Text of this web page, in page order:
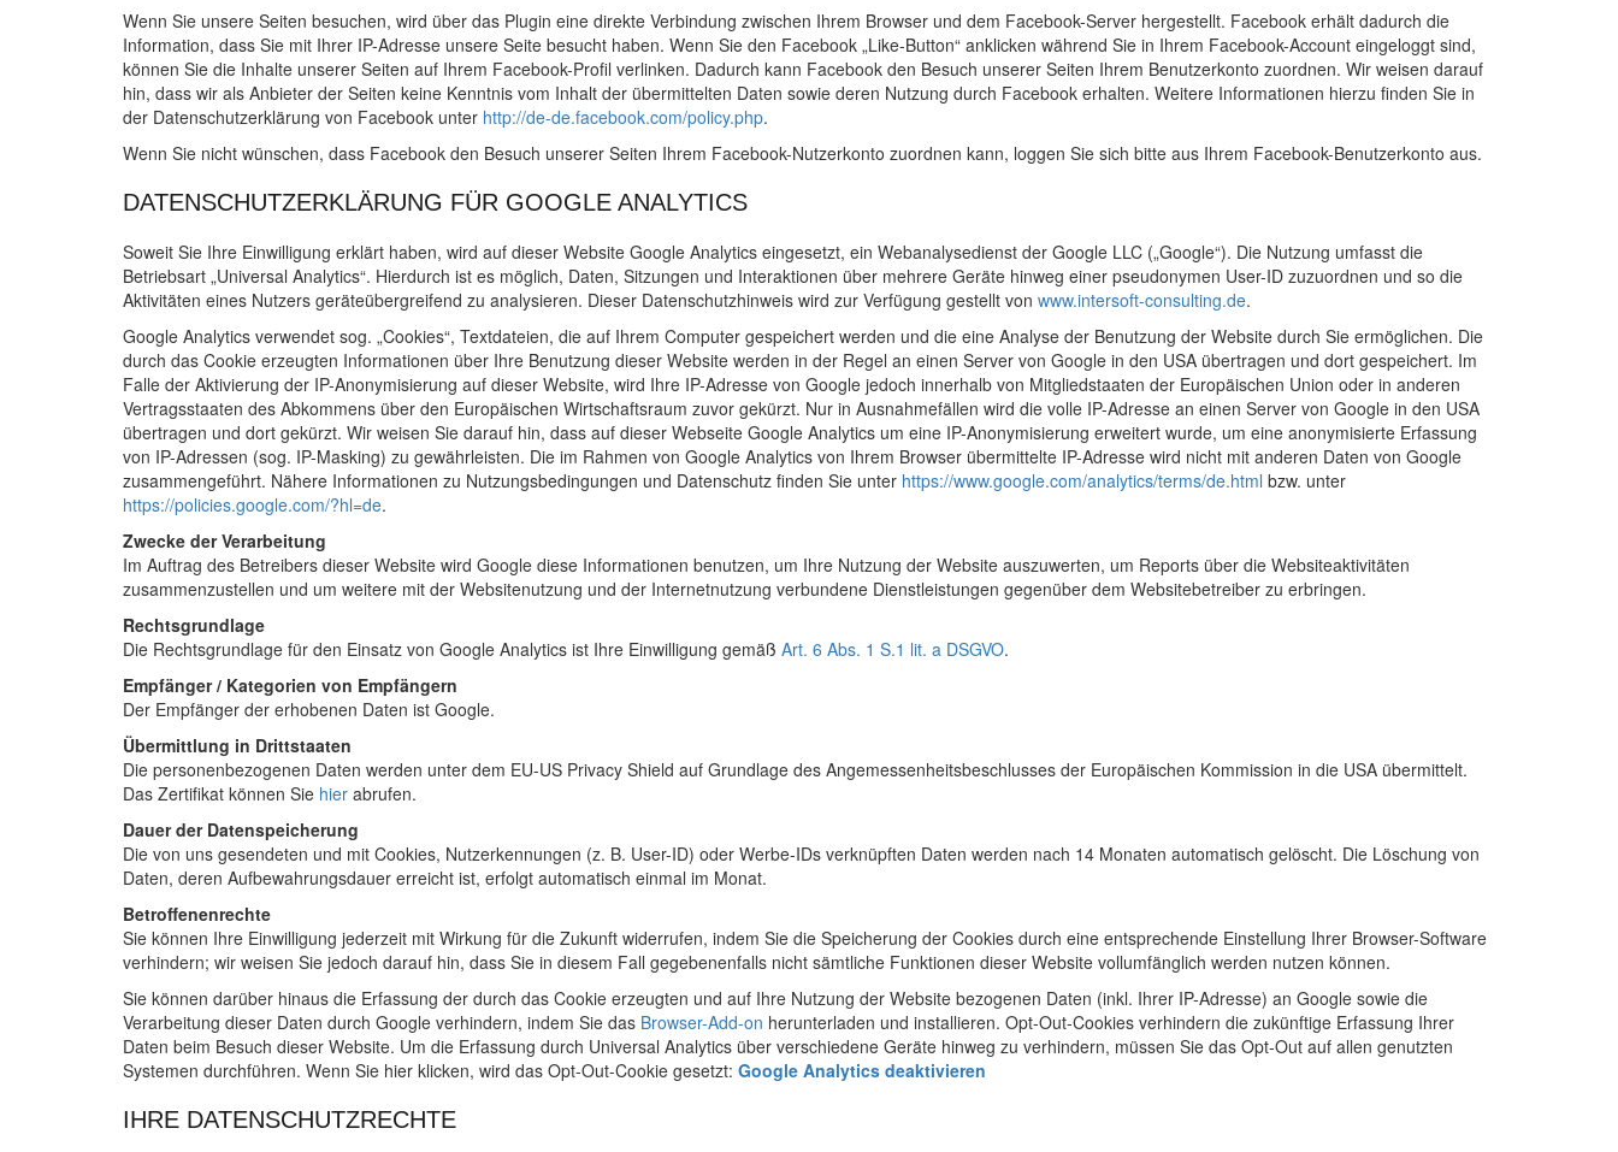
Wenn Sie unsere Seiten besuchen, wird über das Plugin eine direkte Verbindung zwischen Ihrem Browser und dem Facebook-Server hergestellt. Facebook erhält dadurch die
Information, dass Sie mit Ihrer IP-Adresse unsere Seite besucht haben. Wenn Sie den Facebook „Like-Button“ anklicken während Sie in Ihrem Facebook-Account eingeloggt sind,
können Sie die Inhalte unserer Seiten auf Ihrem Facebook-Profil verlinken. Dadurch kann Facebook den Besuch unserer Seiten Ihrem Benutzerkonto zuordnen. Wir weisen darauf
hin, dass wir als Anbieter der Seiten keine Kenntnis vom Inhalt der übermittelten Daten sowie deren Nutzung durch Facebook erhalten. Weitere Informationen hierzu finden Sie in
der Datenschutzerklärung von Facebook unter http://de-de.facebook.com/policy.php.
Wenn Sie nicht wünschen, dass Facebook den Besuch unserer Seiten Ihrem Facebook-Nutzerkonto zuordnen kann, loggen Sie sich bitte aus Ihrem Facebook-Benutzerkonto aus.
DATENSCHUTZERKLÄRUNG FÜR GOOGLE ANALYTICS
Soweit Sie Ihre Einwilligung erklärt haben, wird auf dieser Website Google Analytics eingesetzt, ein Webanalysedienst der Google LLC („Google“). Die Nutzung umfasst die
Betriebsart „Universal Analytics“. Hierdurch ist es möglich, Daten, Sitzungen und Interaktionen über mehrere Geräte hinweg einer pseudonymen User-ID zuzuordnen und so die
Aktivitäten eines Nutzers geräteübergreifend zu analysieren. Dieser Datenschutzhinweis wird zur Verfügung gestellt von www.intersoft-consulting.de.
Google Analytics verwendet sog. „Cookies“, Textdateien, die auf Ihrem Computer gespeichert werden und die eine Analyse der Benutzung der Website durch Sie ermöglichen. Die
durch das Cookie erzeugten Informationen über Ihre Benutzung dieser Website werden in der Regel an einen Server von Google in den USA übertragen und dort gespeichert. Im
Falle der Aktivierung der IP-Anonymisierung auf dieser Website, wird Ihre IP-Adresse von Google jedoch innerhalb von Mitgliedstaaten der Europäischen Union oder in anderen
Vertragsstaaten des Abkommens über den Europäischen Wirtschaftsraum zuvor gekürzt. Nur in Ausnahmefällen wird die volle IP-Adresse an einen Server von Google in den USA
übertragen und dort gekürzt. Wir weisen Sie darauf hin, dass auf dieser Webseite Google Analytics um eine IP-Anonymisierung erweitert wurde, um eine anonymisierte Erfassung
von IP-Adressen (sog. IP-Masking) zu gewährleisten. Die im Rahmen von Google Analytics von Ihrem Browser übermittelte IP-Adresse wird nicht mit anderen Daten von Google
zusammengeführt. Nähere Informationen zu Nutzungsbedingungen und Datenschutz finden Sie unter https://www.google.com/analytics/terms/de.html bzw. unter
https://policies.google.com/?hl=de.
Zwecke der Verarbeitung
Im Auftrag des Betreibers dieser Website wird Google diese Informationen benutzen, um Ihre Nutzung der Website auszuwerten, um Reports über die Websiteaktivitäten
zusammenzustellen und um weitere mit der Websitenutzung und der Internetnutzung verbundene Dienstleistungen gegenüber dem Websitebetreiber zu erbringen.
Rechtsgrundlage
Die Rechtsgrundlage für den Einsatz von Google Analytics ist Ihre Einwilligung gemäß Art. 6 Abs. 1 S.1 lit. a DSGVO.
Empfänger / Kategorien von Empfängern
Der Empfänger der erhobenen Daten ist Google.
Übermittlung in Drittstaaten
Die personenbezogenen Daten werden unter dem EU-US Privacy Shield auf Grundlage des Angemessenheitsbeschlusses der Europäischen Kommission in die USA übermittelt.
Das Zertifikat können Sie hier abrufen.
Dauer der Datenspeicherung
Die von uns gesendeten und mit Cookies, Nutzerkennungen (z. B. User-ID) oder Werbe-IDs verknüpften Daten werden nach 14 Monaten automatisch gelöscht. Die Löschung von
Daten, deren Aufbewahrungsdauer erreicht ist, erfolgt automatisch einmal im Monat.
Betroffenenrechte
Sie können Ihre Einwilligung jederzeit mit Wirkung für die Zukunft widerrufen, indem Sie die Speicherung der Cookies durch eine entsprechende Einstellung Ihrer Browser-Software
verhindern; wir weisen Sie jedoch darauf hin, dass Sie in diesem Fall gegebenenfalls nicht sämtliche Funktionen dieser Website vollumfänglich werden nutzen können.
Sie können darüber hinaus die Erfassung der durch das Cookie erzeugten und auf Ihre Nutzung der Website bezogenen Daten (inkl. Ihrer IP-Adresse) an Google sowie die
Verarbeitung dieser Daten durch Google verhindern, indem Sie das Browser-Add-on herunterladen und installieren. Opt-Out-Cookies verhindern die zukünftige Erfassung Ihrer
Daten beim Besuch dieser Website. Um die Erfassung durch Universal Analytics über verschiedene Geräte hinweg zu verhindern, müssen Sie das Opt-Out auf allen genutzten
Systemen durchführen. Wenn Sie hier klicken, wird das Opt-Out-Cookie gesetzt: Google Analytics deaktivieren
IHRE DATENSCHUTZRECHTE